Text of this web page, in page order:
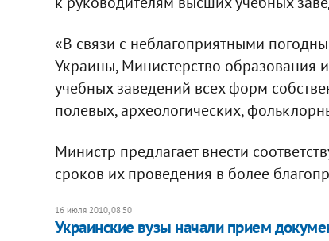
«В связи с неблагоприятными
Украины, Министерство образования
учебных заведений всех форм
полевых, археологических,
Министр предлагает внести
сроков их проведения в более
16 июля 2010, 08:50
Украинские вузы начали прием